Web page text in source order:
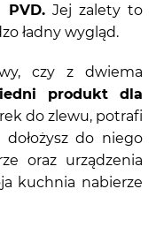
PVD. Jej zalety to
ładny wygląd.
czy z dwiema
produkt dla
do zlewu, potrafi
do niego
oraz urządzenia
kuchnia nabierze